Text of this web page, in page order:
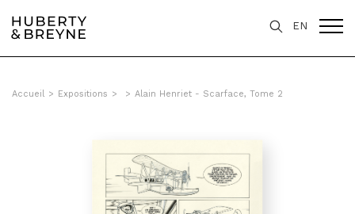
EN
Accueil > Expositions > > Alain Henriet - Scarface, Tome 2